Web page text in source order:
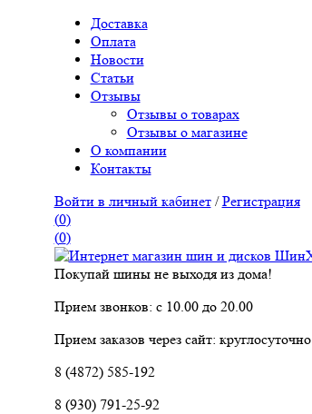
Доставка
Оплата
Новости
Статьи
Отзывы
Отзывы о товарах
Отзывы о магазине
О компании
Контакты
Войти в личный кабинет/Регистрация
(0)
(0)
Покупай шины не выходя из дома!
Прием звонков: с 10.00 до 20.00
Прием заказов через сайт: круглосуточно
8 (4872) 585-192
8 (930) 791-25-92